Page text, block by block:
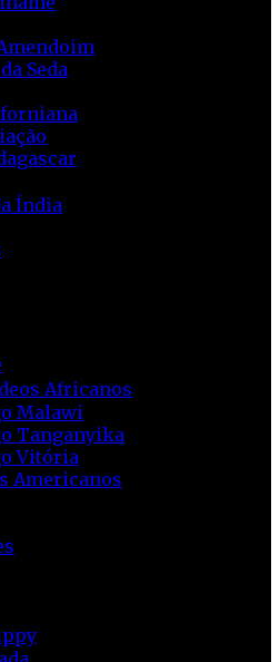
Seda
Índia
Africanos
Malawi
Tanganyika
Vitória
Americanos